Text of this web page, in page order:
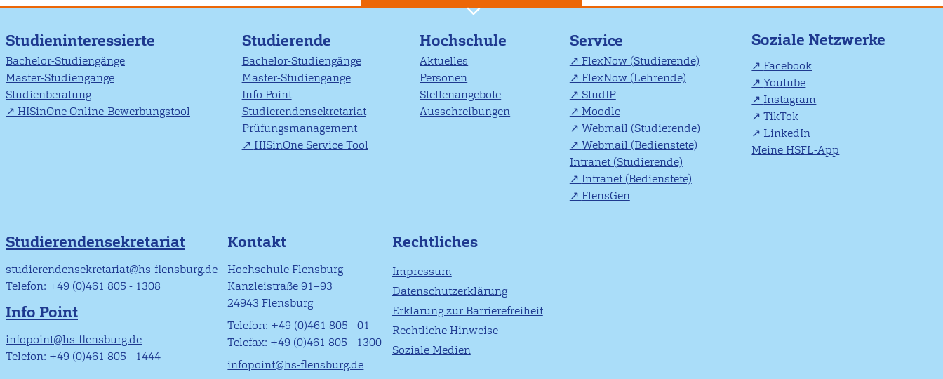
Studieninteressierte
Bachelor-Studiengänge
Master-Studiengänge
Studienberatung
HISinOne Online-Bewerbungstool
Studierende
Bachelor-Studiengänge
Master-Studiengänge
Info Point
Studierendensekretariat
Prüfungsmanagement
HISinOne Service Tool
Hochschule
Aktuelles
Personen
Stellenangebote
Ausschreibungen
Service
FlexNow (Studierende)
FlexNow (Lehrende)
StudIP
Moodle
Webmail (Studierende)
Webmail (Bedienstete)
Intranet (Studierende)
Intranet (Bedienstete)
FlensGen
Soziale Netzwerke
Facebook
Youtube
Instagram
TikTok
LinkedIn
Meine HSFL-App
Studierendensekretariat
studierendensekretariat@hs-flensburg.de
Telefon: +49 (0)461 805 - 1308
Info Point
infopoint@hs-flensburg.de
Telefon: +49 (0)461 805 - 1444
Kontakt
Hochschule Flensburg
Kanzleistraße 91–93
24943 Flensburg
Telefon: +49 (0)461 805 - 01
Telefax: +49 (0)461 805 - 1300
infopoint@hs-flensburg.de
Rechtliches
Impressum
Datenschutzerklärung
Erklärung zur Barrierefreiheit
Rechtliche Hinweise
Soziale Medien